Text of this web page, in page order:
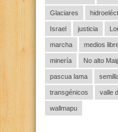
Glaciares
Israel justicia
marcha medios
minería No alto
pascua lama
transgénicos valle
wallmapu